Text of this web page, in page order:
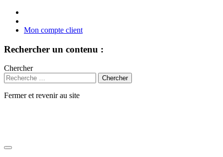
Mon compte client
Rechercher un contenu :
Chercher
Fermer et revenir au site